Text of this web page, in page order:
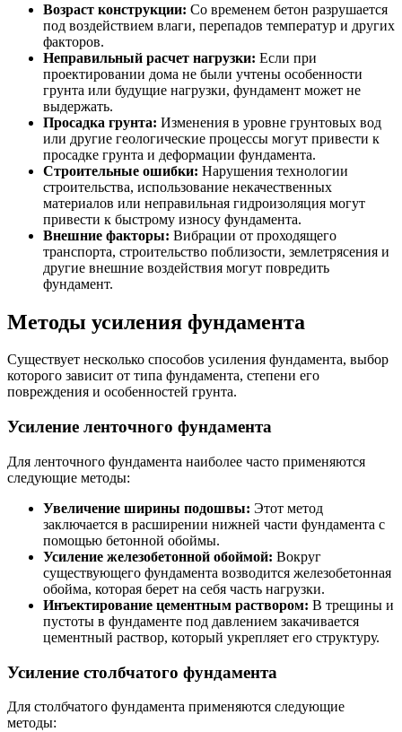
Возраст конструкции: Со временем бетон разрушается
под воздействием влаги, перепадов температур и других
факторов.
Неправильный расчет нагрузки: Если при
проектировании дома не были учтены особенности
грунта или будущие нагрузки, фундамент может не
выдержать.
Просадка грунта: Изменения в уровне грунтовых вод
или другие геологические процессы могут привести к
просадке грунта и деформации фундамента.
Строительные ошибки: Нарушения технологии
строительства, использование некачественных
материалов или неправильная гидроизоляция могут
привести к быстрому износу фундамента.
Внешние факторы: Вибрации от проходящего
транспорта, строительство поблизости, землетрясения и
другие внешние воздействия могут повредить
фундамент.
Методы усиления фундамента
Существует несколько способов усиления фундамента, выбор
которого зависит от типа фундамента, степени его
повреждения и особенностей грунта.
Усиление ленточного фундамента
Для ленточного фундамента наиболее часто применяются
следующие методы:
Увеличение ширины подошвы: Этот метод
заключается в расширении нижней части фундамента с
помощью бетонной обоймы.
Усиление железобетонной обоймой: Вокруг
существующего фундамента возводится железобетонная
обойма, которая берет на себя часть нагрузки.
Инъектирование цементным раствором: В трещины и
пустоты в фундаменте под давлением закачивается
цементный раствор, который укрепляет его структуру.
Усиление столбчатого фундамента
Для столбчатого фундамента применяются следующие
методы: